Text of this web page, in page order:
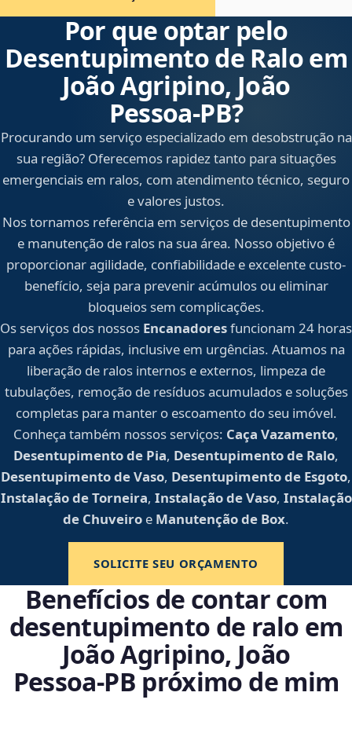
Por que optar pelo
Desentupimento de Ralo em
João Agripino, João
Pessoa‑PB?
Procurando um serviço especializado em desobstrução na
sua região? Oferecemos rapidez tanto para situações
emergenciais em ralos, com atendimento técnico, seguro
e valores justos.
Nos tornamos referência em serviços de desentupimento
e manutenção de ralos na sua área. Nosso objetivo é
proporcionar agilidade, confiabilidade e excelente custo-
benefício, seja para prevenir acúmulos ou eliminar
bloqueios sem complicações.
Os serviços dos nossos Encanadoresfuncionam 24 horas
para ações rápidas, inclusive em urgências. Atuamos na
liberação de ralos internos e externos, limpeza de
tubulações, remoção de resíduos acumulados e soluções
completas para manter o escoamento do seu imóvel.
Conheça também nossos serviços: Caça Vazamento,
Desentupimento de Pia, Desentupimento de Ralo,
Desentupimento de Vaso, Desentupimento de Esgoto,
Instalação de Torneira, Instalação de Vaso, Instalação
de Chuveiro e Manutenção de Box.
SOLICITE SEU ORÇAMENTO
Benefícios de contar com
desentupimento de ralo em
João Agripino, João
Pessoa‑PB próximo de mim